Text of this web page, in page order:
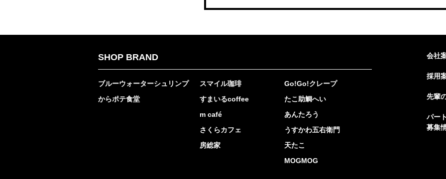
SHOP BRAND
ブルーウォーターシュリンプ
からポテ食堂
スマイル珈琲
すまいるcoffee
m café
さくらカフェ
房総家
Go!Go!クレープ
たこ助鯛へい
あんたろう
うすかわ五右衛門
天たこ
MOGMOG
会社
採用
先輩
パー
募集